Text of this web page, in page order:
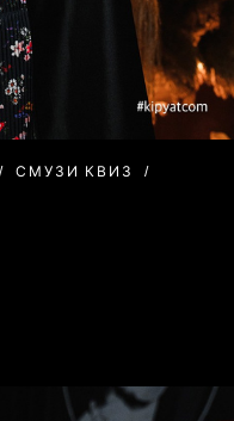
СМУЗИ КВИЗ